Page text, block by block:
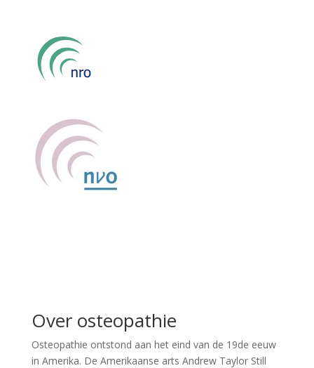
Over osteopathie
Osteopathie ontstond aan het eind van de 19de eeuw
in Amerika. De Amerikaanse arts Andrew Taylor Still